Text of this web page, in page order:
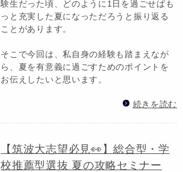
験生だった頃、どのように1日を過ごせばも
っと充実した夏になっただろうと振り返る
ことがあります。
そこで今回は、私自身の経験も踏まえなが
ら、夏を有意義に過ごすためのポイントを
お伝えしたいと思います。
続きを読む
【筑波大志望必見👀】総合型・学
校推薦型選抜 夏の攻略セミナー